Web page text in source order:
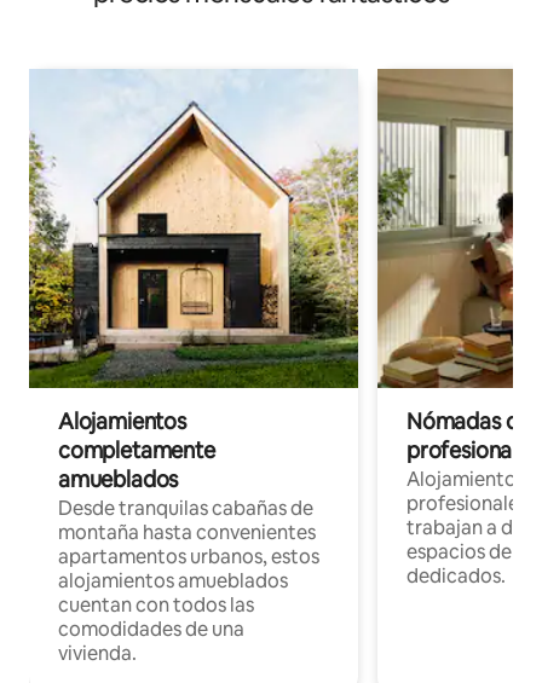
Alojamientos
completamente
amueblados
Desde tranquilas cabañas de
montaña hasta convenientes
apartamentos urbanos, estos
alojamientos amueblados
cuentan con todos las
comodidades de una
vivienda.
Nómadas
Alojamientos
profesionales
trabajan a
espacios de
dedicados.